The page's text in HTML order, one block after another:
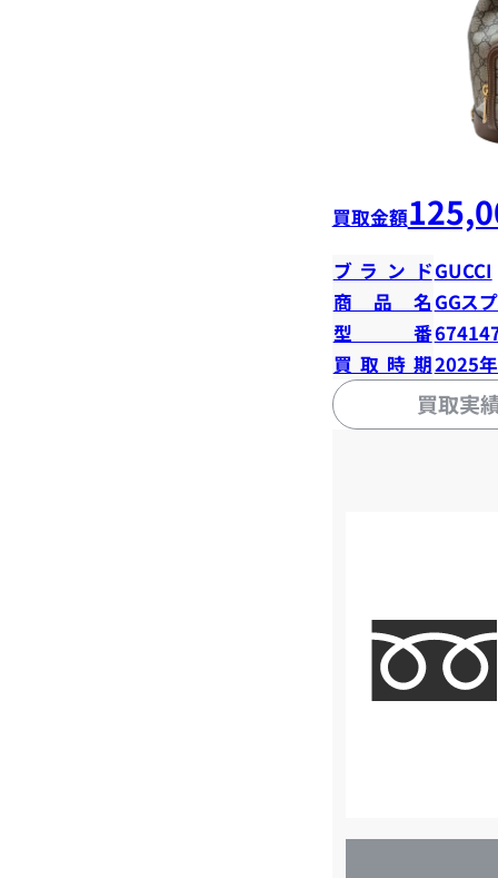
買取金額
ブランドGUCCI
商品名 GGス
型番
買取時期2025
買取実